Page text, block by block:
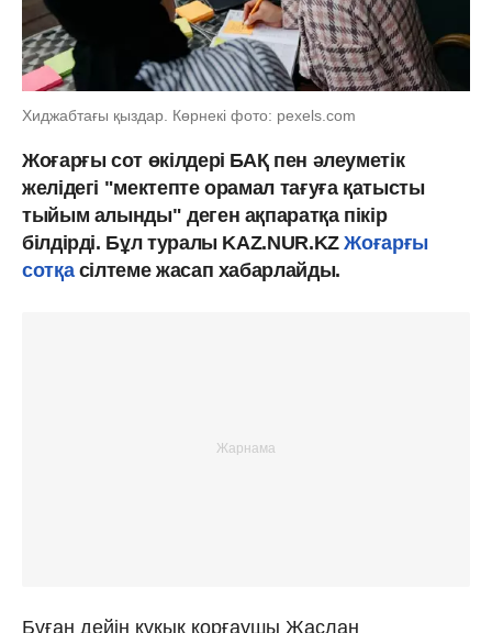
Хиджабтағы қыздар. Көрнекі фото: pexels.com
Жоғарғы сот өкілдері БАҚ пен әлеуметік
желідегі "мектепте орамал тағуға қатысты
тыйым алынды" деген ақпаратқа пікір
білдірді. Бұл туралы KAZ.NUR.KZЖоғарғы
сотқасілтеме жасап хабарлайды.
Бұған дейін құқық қорғаушы Жаслан